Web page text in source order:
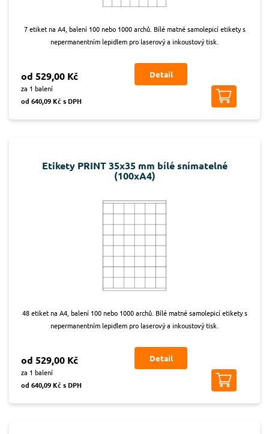
7 etiket na A4, balení 100 nebo 1000 archů. Bílé matné samolepicí etikety s
nepermanentním lepidlem pro laserový a inkoustový tisk.
od 529,00 Kč
za 1 balení
od 640,09 Kč s DPH
Detail
Etikety PRINT 35x35 mm bílé snímatelné
(100xA4)
48 etiket na A4, balení 100 nebo 1000 archů. Bílé matné samolepicí etikety s
nepermanentním lepidlem pro laserový a inkoustový tisk.
od 529,00 Kč
za 1 balení
od 640,09 Kč s DPH
Detail